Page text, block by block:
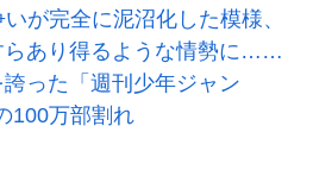
が完全に泥沼化した模様、
らあり得るような情勢に……
った「週刊少年ジャン
100万部割れ